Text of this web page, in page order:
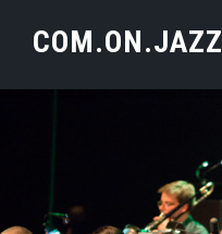
COM.ON.JAZZ